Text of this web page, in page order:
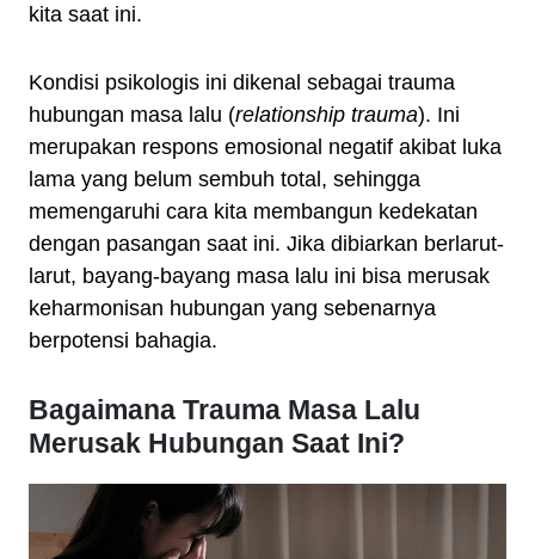
kita saat ini.
Kondisi psikologis ini dikenal sebagai trauma
hubungan masa lalu (relationship trauma). Ini
merupakan respons emosional negatif akibat luka
lama yang belum sembuh total, sehingga
memengaruhi cara kita membangun kedekatan
dengan pasangan saat ini. Jika dibiarkan berlarut-
larut, bayang-bayang masa lalu ini bisa merusak
keharmonisan hubungan yang sebenarnya
berpotensi bahagia.
Bagaimana Trauma Masa Lalu
Merusak Hubungan Saat Ini?